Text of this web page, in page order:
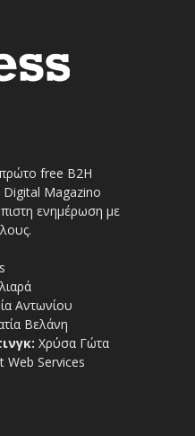
πρώτο free Β2Η
Digital Magazino
ενημέρωση με
Αντωνίου
Βελάνη
Χρύσα Γώτα
Web Services